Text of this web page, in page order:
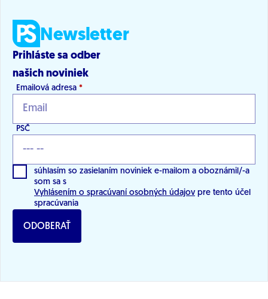
Newsletter
Prihláste sa odber
našich noviniek
Emailová adresa *
PSČ
súhlasím so zasielaním noviniek e-mailom a oboznámil/-a
som sa s
Vyhlásením o spracúvaní osobných údajov pre tento účel
spracúvania
ODOBERAŤ